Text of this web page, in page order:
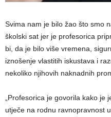
Svima nam je bilo žao što smo
školski sat jer je profesorica
bi, da je bilo više vremena,
iznošenje vlastitih iskustava i
nekoliko njihovih naknadnih
„Profesorica je govorila kako je
utječe na rodnu ravnopravnost